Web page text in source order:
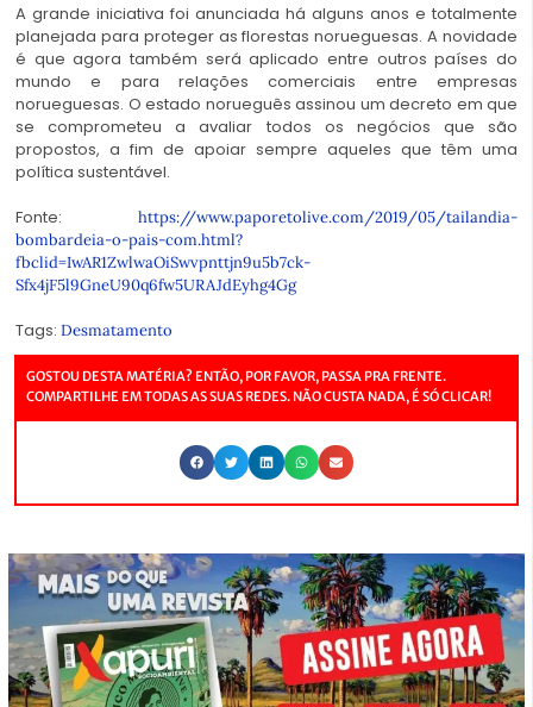
A grande iniciativa foi anunciada há alguns anos e totalmente
planejada para proteger as florestas norueguesas. A novidade
é que agora também será aplicado entre outros países do
mundo e para relações comerciais entre empresas
norueguesas. O estado norueguês assinou um decreto em que
se comprometeu a avaliar todos os negócios que são
propostos, a fim de apoiar sempre aqueles que têm uma
política sustentável.
Fonte: https://www.paporetolive.com/2019/05/tailandia-
bombardeia-o-pais-com.html?
fbclid=IwAR1ZwlwaOiSwvpnttjn9u5b7ck-
Sfx4jF5l9GneU90q6fw5URAJdEyhg4Gg
Tags: Desmatamento
GOSTOU DESTA MATÉRIA? ENTÃO, POR FAVOR, PASSA PRA FRENTE.
COMPARTILHE EM TODAS AS SUAS REDES. NÃO CUSTA NADA, É SÓ CLICAR!